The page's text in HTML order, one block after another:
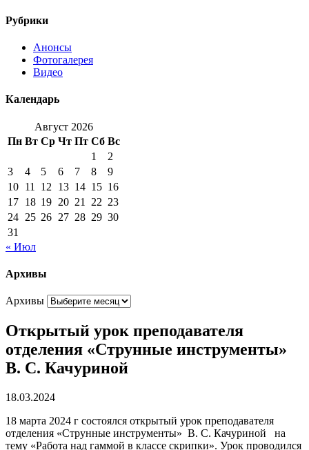
Рубрики
Анонсы
Фотогалерея
Видео
Календарь
Август 2026
Пн Вт Ср Чт Пт Сб Вс
1
2
3
4 5 6 7 8
9
10 11 12 13 14 15 16
17 18 19 20 21 22 23
24 25 26 27 28 29 30
31
« Июл
Архивы
Архивы
Открытый урок преподавателя
отделения «Струнные инструменты»
В. С. Качуриной
18.03.2024
18 марта 2024 г состоялся открытый урок преподавателя
отделения «Струнные инструменты» В. С. Качуриной на
тему «Работа над гаммой в классе скрипки». Урок проводился